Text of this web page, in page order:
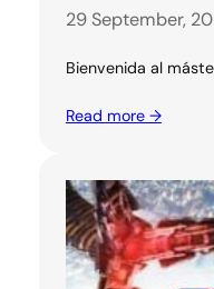
29 September,
Bienvenida al
Read more →